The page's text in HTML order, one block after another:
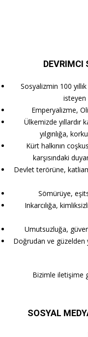
DEVRIMCI
Sosyalizmin 100
isteyen
Emperyalizme,
Ülkemizde yıllardır
yılgınlığa,
Kürt halkının
karşısındaki
Devlet terörüne,
Sömürüye,
Inkarcılığa,
Umutsuzluğa,
Doğrudan ve güzelden
Bizimle iletişime
SOSYAL